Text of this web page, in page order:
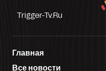
Trigger-Tv.ru
Главная
Все новости